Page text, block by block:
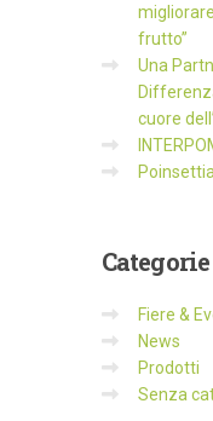
frutto”
Una
cuore
Categorie
Fiere &
News
Prodotti
Senza